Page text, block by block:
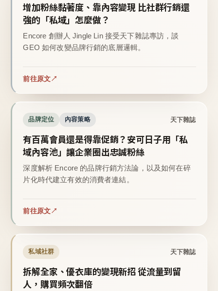
增加粉絲黏著度、靠內容變現 比社群行銷還
強的「私域」怎麼做？
Encore 創辦人 Jingle Lin 接受天下雜誌專訪，談
GEO 如何改變品牌行銷的底層邏輯。
前往原文
品牌定位 內容策略 天下雜誌
有百萬會員還是得靠促銷？安可日子用「私
域內容池」讓企業圈出忠誠粉絲
深度解析 Encore 的品牌行銷方法論，以及如何在碎
片化時代建立有效的消費者連結。
前往原文
私域社群 天下雜誌
拆解全家、優衣庫的變現新招 從流量到留
人，購買頻次翻倍